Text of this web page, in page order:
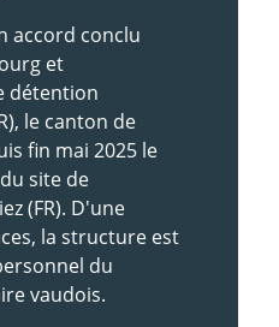
accord conclu
et
détention
le canton de
fin mai 2025 le
site de
(FR). D'une
la structure est
du
vaudois.